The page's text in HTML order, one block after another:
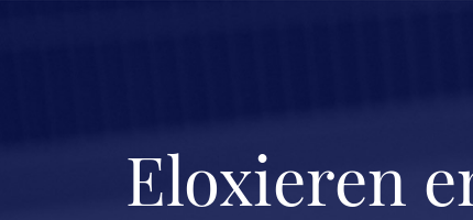
Eloxieren